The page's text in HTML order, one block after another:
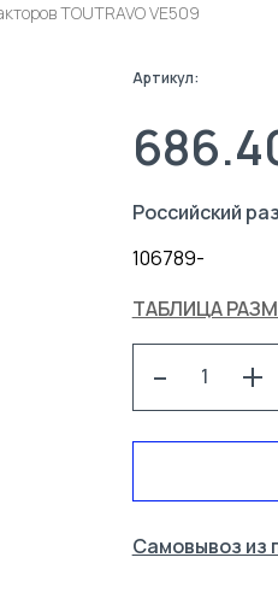
СПЕЦОДЕЖДА
КОНТАКТЫ
TOUTRAVO VE509
Артикул:
Российский
106789-
ТАБЛИЦА
- +
Самовывоз из